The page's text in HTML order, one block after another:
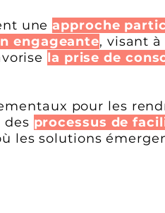
uneapproche
engageante, visant
la prise de
pour les
des processus de
les solutions